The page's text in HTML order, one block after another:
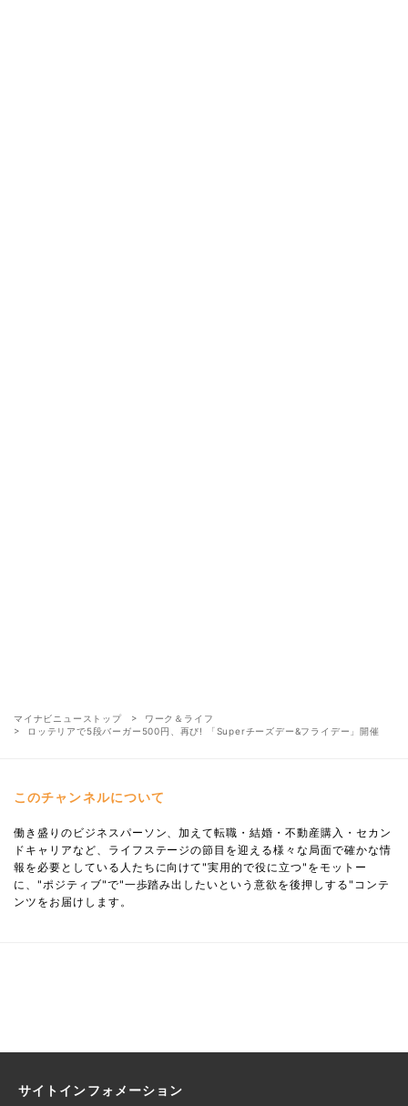
マイナビニューストップ
ワーク＆ライフ
ロッテリアで5段バーガー500円、再び! 「Superチーズデー&フライデー」開催
このチャンネルについて
働き盛りのビジネスパーソン、加えて転職・結婚・不動産購入・セカン
ドキャリアなど、ライフステージの節目を迎える様々な局面で確かな情
報を必要としている人たちに向けて"実用的で役に立つ"をモットー
に、"ポジティブ"で"一歩踏み出したいという意欲を後押しする"コンテ
ンツをお届けします。
サイトインフォメーション